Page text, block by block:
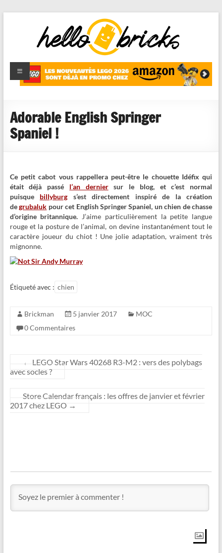
HelloBricks
Blog LEGO,
nouveaut�s
reviews
Adorable English Springer
Spaniel !
Ce petit cabot vous rappellera peut-être le chouette Idéfix qui
était déjà passé l’an derniersur le blog, et c’est normal
puisque billyburg s’est directement inspiré de la création
degrubaluk pour cet English Springer Spaniel, un chien de chasse
d’origine britannique. J’aime particulièrement la petite langue
rouge et la posture de l’animal, on devine instantanément tout le
caractère joueur du chiot ! Une jolie adaptation, vraiment très
mignonne.
Étiqueté avec : chien
Brickman 5 janvier 2017
MOC
0 Commentaires
←
LEGO Star Wars 40268 R3-M2 : vers des polybags
avec socles ?
Store Calendar français : les offres de janvier et février
2017 chez LEGO →